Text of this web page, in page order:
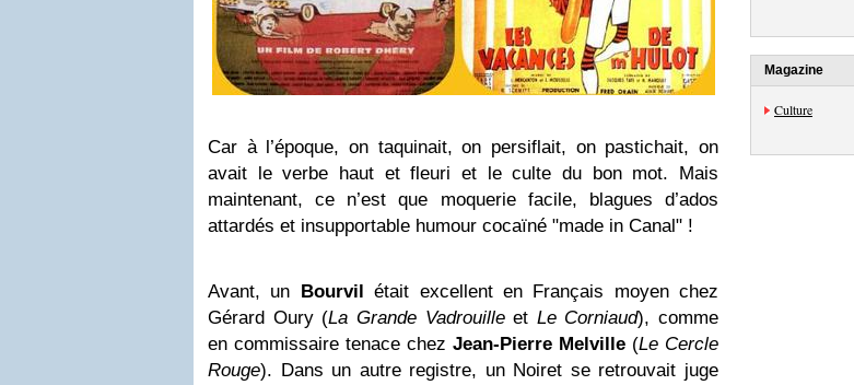
Car à l’époque, on taquinait, on persiflait, on pastichait, on
avait le verbe haut et fleuri et le culte du bon mot. Mais
maintenant, ce n’est que moquerie facile, blagues d’ados
attardés et insupportable humour cocaïné "made in Canal" !
Avant, un Bourvil était excellent en Français moyen chez
Gérard Oury (La Grande Vadrouilleet Le Corniaud), comme
en commissaire tenace chez Jean-Pierre Melville (Le Cercle
Rouge). Dans un autre registre, un Noiret se retrouvait juge
Magazine
Culture